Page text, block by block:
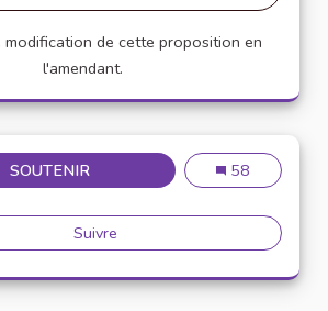
modification de cette proposition en
l'amendant.
SOUTENIRVEUILLEZ AU RESPECT
Veuillez au
58
Suivre Veuillez au respect mutuel